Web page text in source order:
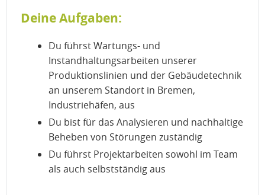
Deine Aufgaben:
Du führst Wartungs- und
Instandhaltungsarbeiten unserer
Produktionslinien und der Gebäudetechnik
an unserem Standort in Bremen,
Industriehäfen, aus
Du bist für das Analysieren und nachhaltige
Beheben von Störungen zuständig
Du führst Projektarbeiten sowohl im Team
als auch selbstständig aus